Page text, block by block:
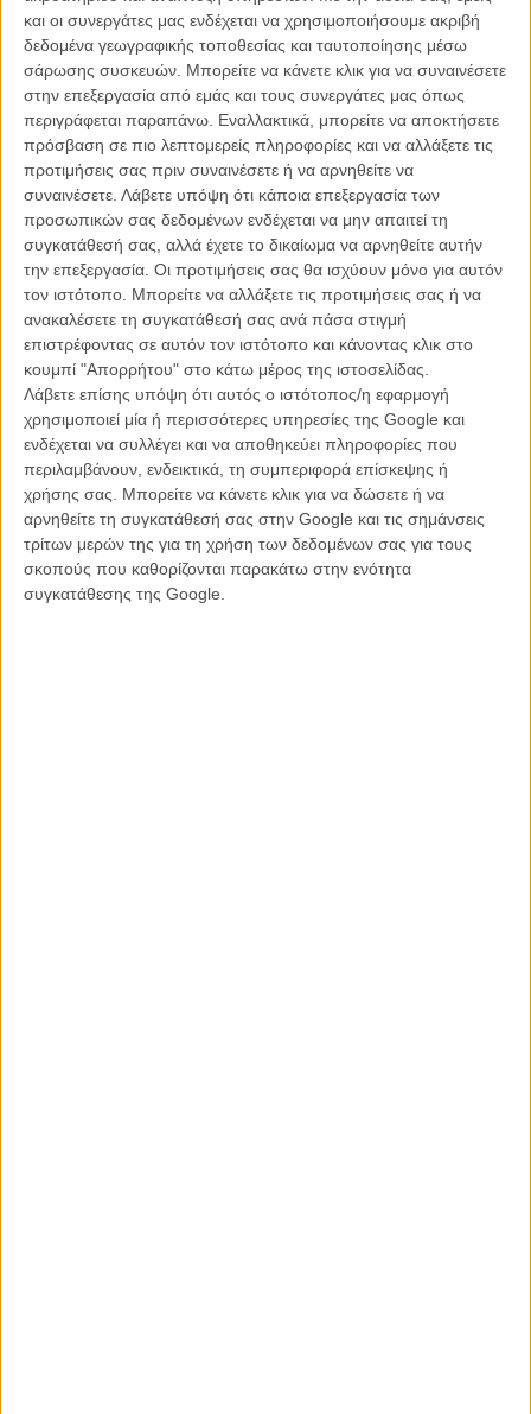
και οι συνεργάτες μας ενδέχεται να χρησιμοποιήσουμε ακριβή
δεδομένα γεωγραφικής τοποθεσίας και ταυτοποίησης μέσω
σάρωσης συσκευών. Μπορείτε να κάνετε κλικ για να συναινέσετε
στην επεξεργασία από εμάς και τους συνεργάτες μας όπως
περιγράφεται παραπάνω. Εναλλακτικά, μπορείτε να αποκτήσετε
πρόσβαση σε πιο λεπτομερείς πληροφορίες και να αλλάξετε τις
προτιμήσεις σας πριν συναινέσετε ή να αρνηθείτε να
συναινέσετε. Λάβετε υπόψη ότι κάποια επεξεργασία των
προσωπικών σας δεδομένων ενδέχεται να μην απαιτεί τη
συγκατάθεσή σας, αλλά έχετε το δικαίωμα να αρνηθείτε αυτήν
την επεξεργασία. Οι προτιμήσεις σας θα ισχύουν μόνο για αυτόν
τον ιστότοπο. Μπορείτε να αλλάξετε τις προτιμήσεις σας ή να
ανακαλέσετε τη συγκατάθεσή σας ανά πάσα στιγμή
επιστρέφοντας σε αυτόν τον ιστότοπο και κάνοντας κλικ στο
κουμπί "Απορρήτου" στο κάτω μέρος της ιστοσελίδας.
Λάβετε επίσης υπόψη ότι αυτός ο ιστότοπος/η εφαρμογή
χρησιμοποιεί μία ή περισσότερες υπηρεσίες της Google και
ενδέχεται να συλλέγει και να αποθηκεύει πληροφορίες που
περιλαμβάνουν, ενδεικτικά, τη συμπεριφορά επίσκεψης ή
χρήσης σας. Μπορείτε να κάνετε κλικ για να δώσετε ή να
αρνηθείτε τη συγκατάθεσή σας στην Google και τις σημάνσεις
τρίτων μερών της για τη χρήση των δεδομένων σας για τους
σκοπούς που καθορίζονται παρακάτω στην ενότητα
συγκατάθεσης της Google.
Ταινιόραμα | Από την Πέμπτη 5 Ιουνίου στο Αστυ
Από τις 5 μέχρι και τις 25 Ιουνίου το Αστυ στην πλατεία Κοραή
φέρνει άρωμα Καννών με τρεις εβδομάδες ταινιών που ξεχώρισαν